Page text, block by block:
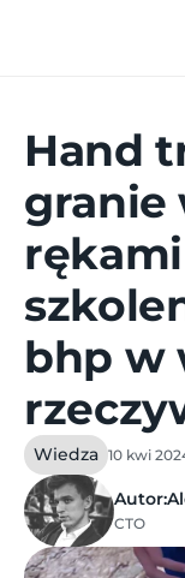
Hand
granie
bhp w
Wiedza 10 kwi
Autor:
CTO